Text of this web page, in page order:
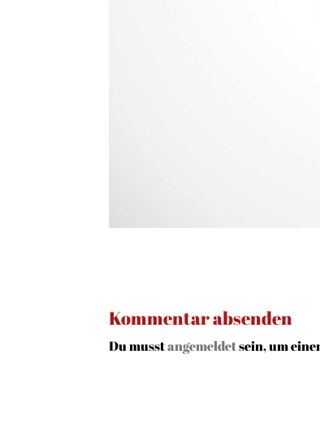
Kommentar absenden
Du musstangemeldetsein, um